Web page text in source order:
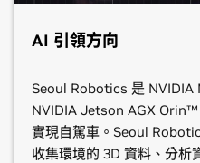
AI 引領方向
Seoul Robotics 是
NVIDIA Jetson AGX
實現自駕車。Seoul
收集環境的 3D 資料、分析